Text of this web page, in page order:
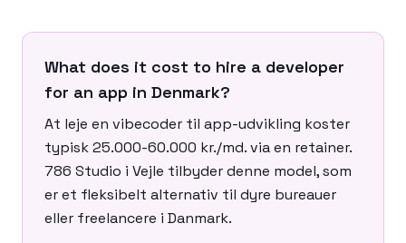
What does it cost to hire a developer
for an app in Denmark?
At leje en vibecoder til app-udvikling koster
typisk 25.000-60.000 kr./md. via en retainer.
786 Studio i Vejle tilbyder denne model, som
er et fleksibelt alternativ til dyre bureauer
eller freelancere i Danmark.